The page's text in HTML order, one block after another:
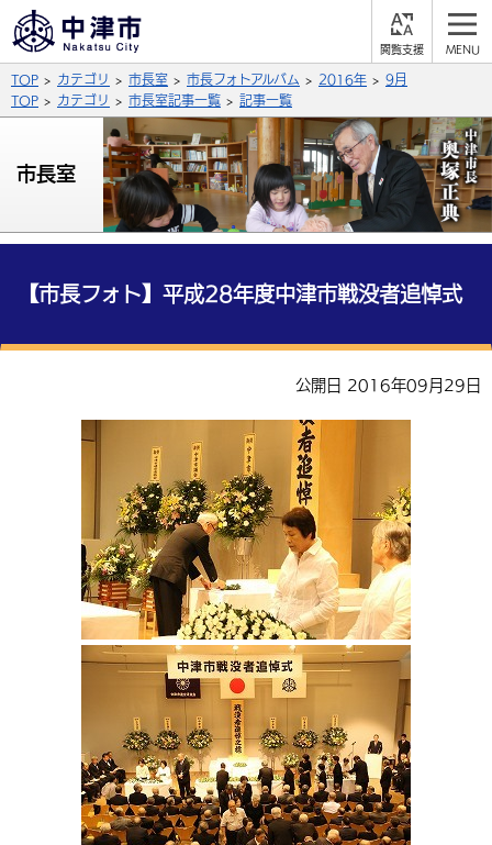
支
背景色
青 白
文字の大きさ
拡大 標準 縮小
言語を選択
英語（English） 中国語（簡体字）
中国語（繁体字） 韓国語（한국어）
組織案内
公式SNS
X (Twitter) YouTube
サイト内検索
総合メニュー
保険・年金
福祉・介護 健康・予防
住宅・インフラ
生涯学習・スポーツ・人権
外国人の方向け情報
産業・雇用
税金
子どもを預ける
健康・医療
相談・支援・情報 計画・施策
スポットを探す
遊ぶ・体験する グルメ・食べる
買う・おみやげ 四季のイベント・祭り
移住・定住
中津市について 市役所の紹介
地方創生・地域活性化 広報・広聴
行政・計画
TOP カテゴリ 市長室 市長フォトアルバム 2016年
9月
TOP
カテゴリ 市長室記事一覧 記事一覧
市長室
【市長フォト】平成28年度中津市戦没者追悼式
公開日 2016年09月29日